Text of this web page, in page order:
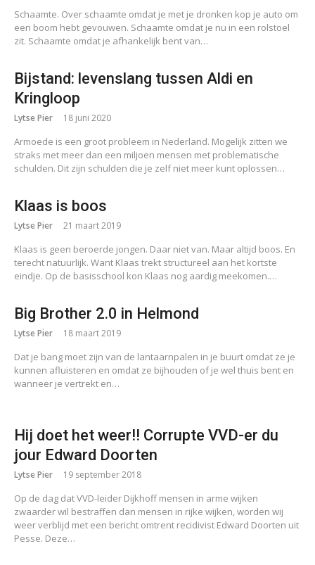
Schaamte. Over schaamte omdat je met je dronken kop je auto om
een boom hebt gevouwen. Schaamte omdat je nu in een rolstoel
zit. Schaamte omdat je afhankelijk bent van…
Bijstand: levenslang tussen Aldi en
Kringloop
Lytse Pier 18 juni 2020
Armoede is een groot probleem in Nederland. Mogelijk zitten we
straks met meer dan een miljoen mensen met problematische
schulden. Dit zijn schulden die je zelf niet meer kunt oplossen…
Klaas is boos
Lytse Pier 21 maart 2019
Klaas is geen beroerde jongen. Daar niet van. Maar altijd boos. En
terecht natuurlijk. Want Klaas trekt structureel aan het kortste
eindje. Op de basisschool kon Klaas nog aardig meekomen.…
Big Brother 2.0 in Helmond
Lytse Pier 18 maart 2019
Dat je bang moet zijn van de lantaarnpalen in je buurt omdat ze je
kunnen afluisteren en omdat ze bijhouden of je wel thuis bent en
wanneer je vertrekt en…
Hij doet het weer!! Corrupte VVD-er du
jour Edward Doorten
Lytse Pier 19 september 2018
Op de dag dat VVD-leider Dijkhoff mensen in arme wijken
zwaarder wil bestraffen dan mensen in rijke wijken, worden wij
weer verblijd met een bericht omtrent recidivist Edward Doorten uit
Pesse. Deze…